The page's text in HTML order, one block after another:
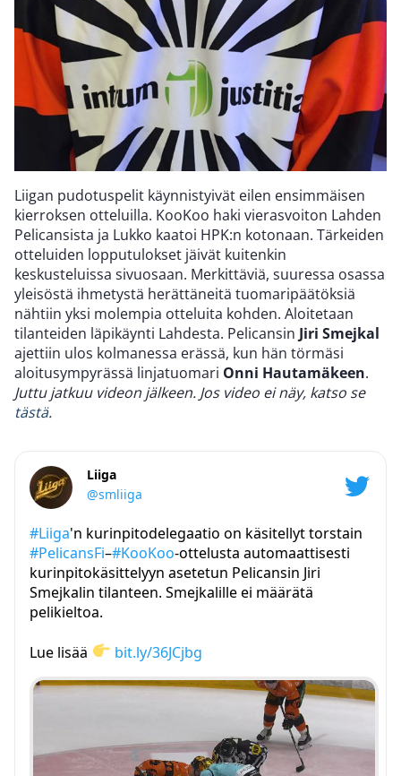
Liigan pudotuspelit käynnistyivät eilen ensimmäisen
kierroksen otteluilla. KooKoo haki vierasvoiton Lahden
Pelicansista ja Lukko kaatoi HPK:n kotonaan. Tärkeiden
otteluiden lopputulokset jäivät kuitenkin
keskusteluissa sivuosaan. Merkittäviä, suuressa osassa
yleisöstä ihmetystä herättäneitä tuomaripäätöksiä
nähtiin yksi molempia otteluita kohden. Aloitetaan
tilanteiden läpikäynti Lahdesta. Pelicansin Jiri Smejkal
ajettiin ulos kolmanessa erässä, kun hän törmäsi
aloitusympyrässä linjatuomari Onni Hautamäkeen.
Juttu jatkuu videon jälkeen. Jos video ei näy, katso se
tästä.
Liiga
@smliiga
#Liiga'n kurinpitodelegaatio on käsitellyt torstain
#PelicansFi–#KooKoo-ottelusta automaattisesti
kurinpitokäsittelyyn asetetun Pelicansin Jiri
Smejkalin tilanteen. Smejkalille ei määrätä
pelikieltoa.
Lue lisää bit.ly/36JCjbg